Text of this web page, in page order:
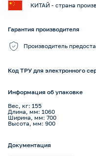
КИТАЙ - страна
Гарантия производителя
Производитель
Код ТРУ для электронного
Информация об упаковке
Вес, кг: 155
Длина, мм: 1060
Ширина, мм: 700
Высота, мм: 900
Документация